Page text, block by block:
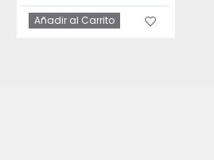
Añadir al Carrito